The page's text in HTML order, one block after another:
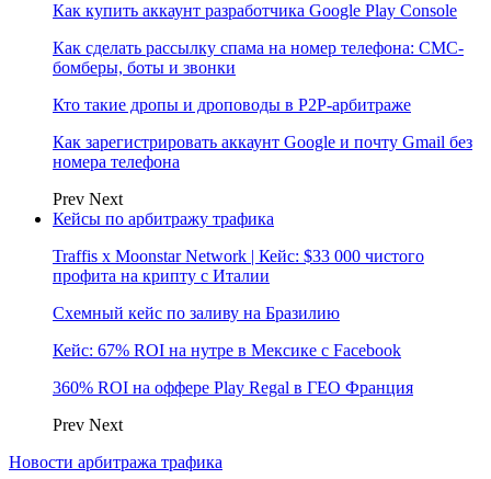
Как купить аккаунт разработчика Google Play Console
Как сделать рассылку спама на номер телефона: СМС-
бомберы, боты и звонки
Кто такие дропы и дроповоды в P2P-арбитраже
Как зарегистрировать аккаунт Google и почту Gmail без
номера телефона
Prev Next
Кейсы по арбитражу трафика
Traffis x Moonstar Network | Кейс: $33 000 чистого
профита на крипту с Италии
Схемный кейс по заливу на Бразилию
Кейс: 67% ROI на нутре в Мексике с Facebook
360% ROI на оффере Play Regal в ГЕО Франция
Prev Next
Новости арбитража трафика